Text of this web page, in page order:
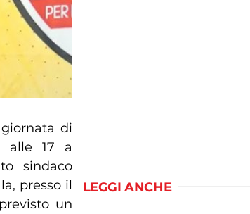
di
alle 17 a
sindaco
presso il
un
LEGGI ANCHE